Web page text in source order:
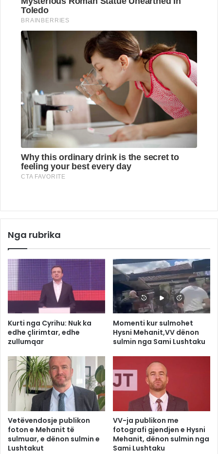
Nga rubrika
Kurti nga Cyrihu: Nuk ka
edhe çlirimtar, edhe
zullumqar
Momenti kur sulmohet
Hysni Mehanit,VV dënon
sulmin nga Sami Lushtaku
Vetëvendosje publikon
foton e Mehanit të
sulmuar, e dënon sulmin e
Lushtakut
VV-ja publikon me
fotografi gjendjen e Hysni
Mehanit, dënon sulmin nga
Sami Lushtaku